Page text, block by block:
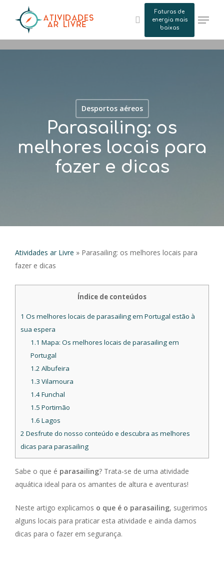
search
Faturas de
energia mais
baixas
Desportos aéreos
Parasailing: os
melhores locais para
fazer e dicas
Atividades ar Livre » Parasailing: os melhores locais para
fazer e dicas
Índice de conteúdos
1 Os melhores locais de parasailing em Portugal estão à
sua espera
1.1 Mapa: Os melhores locais de parasailing em
Portugal
1.2 Albufeira
1.3 Vilamoura
1.4Funchal
1.5 Portimão
1.6 Lagos
2 Desfrute do nosso conteúdo e descubra as melhores
dicas para parasailing
Sabe o que é parasailing? Trata-se de uma atividade
aquática ideal para os amantes de altura e aventuras!
Neste artigo explicamos o que é o parasailing, sugerimos
alguns locais para praticar esta atividade e ainda damos
dicas para o fazer em segurança.